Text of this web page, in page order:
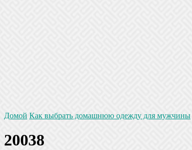
Домой Как выбрать домашнюю одежду для мужчины
20038